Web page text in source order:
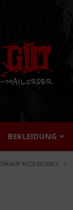
BEKLEIDUNG
ACCESSOIRES